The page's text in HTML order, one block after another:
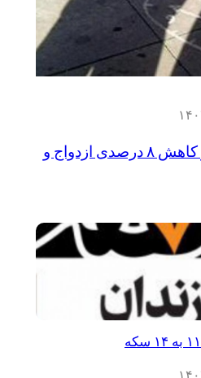
افزایش سن ازدواج و کاهش ۸ درصدی ازدواج و